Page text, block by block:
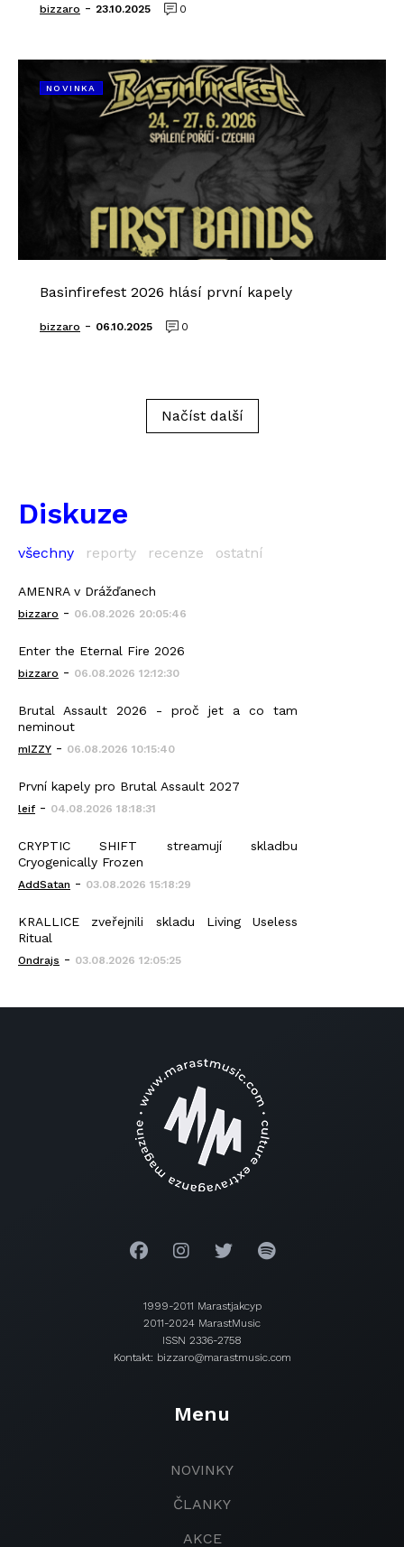
bizzaro - 23.10.2025 0
NOVINKA
Basinfirefest 2026 hlásí první kapely
bizzaro - 06.10.2025 0
Načíst další
Diskuze
všechny reporty recenze ostatní
AMENRA v Drážďanech
bizzaro - 06.08.2026 20:05:46
Enter the Eternal Fire 2026
bizzaro - 06.08.2026 12:12:30
Brutal Assault 2026 - proč jet a co tam
neminout
mIZZY - 06.08.2026 10:15:40
První kapely pro Brutal Assault 2027
leif - 04.08.2026 18:18:31
CRYPTIC SHIFT streamují skladbu
Cryogenically Frozen
AddSatan - 03.08.2026 15:18:29
KRALLICE zveřejnili skladu Living Useless
Ritual
Ondrajs - 03.08.2026 12:05:25
1999-2011 Marastjakcyp
2011-2024 MarastMusic
ISSN 2336-2758
Kontakt: bizzaro@marastmusic.com
Menu
NOVINKY
ČLANKY
AKCE